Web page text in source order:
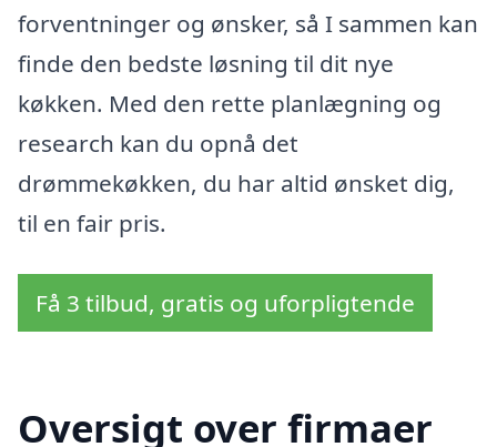
forventninger og ønsker, så I sammen kan
finde den bedste løsning til dit nye
køkken. Med den rette planlægning og
research kan du opnå det
drømmekøkken, du har altid ønsket dig,
til en fair pris.
Få 3 tilbud, gratis og uforpligtende
Oversigt over firmaer